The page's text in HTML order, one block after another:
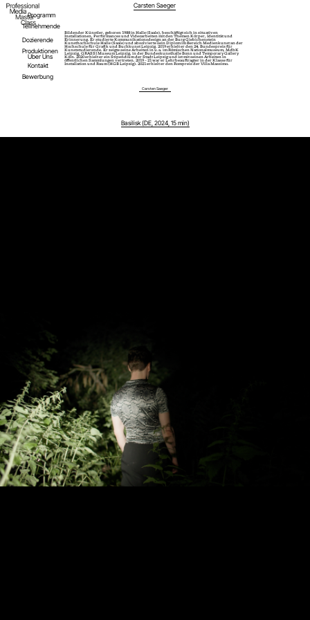
Carsten Saeger
Programm
Teilnehmende
Dozierende
Produktionen
Über Uns
Kontakt
Bewerbung
Bildender Künstler, geboren 1988 in Halle (Saale), beschäftigt sich in situativen
Installationen, Performances und Videoarbeiten mit den Themen Körper, Identität und
Erinnerung. Er studierte Kommunikationsdesign an der Burg Giebichenstein
Kunsthochschule Halle (Saale) und absolvierte sein Diplom im Bereich Medienkunst an der
Hochschule für Grafik und Buchkunst Leipzig. 2019 erhielt er den 24. Bundespreis für
Kunststudierende. Er zeigte seine Arbeiten in u.a. im Römischen Nationalmuseum, MdbK
Leipzig, GRASSI Museum Leipzig, in der Bundeskunsthalle Bonn und Temporary Gallery
Köln. 2020 erhielt er ein Stipendium der Stadt Leipzig und ist mit seinen Arbeiten in
öffentlichen Sammlungen vertreten. 2019 – 21 war er Lehrbeauftragter in der Klasse für
Installation und Raum (HGB Leipzig). 2021 erhielt er den Rompreis der Villa Massimo.
Carsten Saeger
Basilisk (DE, 2024, 15 min)